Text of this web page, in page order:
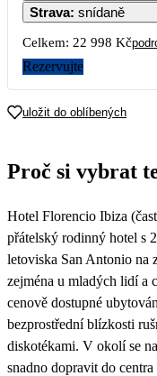
5
19
Strava: snídaně
Celkem: 22 998 Kč
Rezervujte
uložit do oblíbených
Proč si vybrat
Hotel Florencio Ibiza
přátelský rodinný hotel s
letoviska San Antonio na
zejména u mladých lidí a
cenově dostupné
bezprostřední blízkosti
diskotékami. V okolí se
snadno dopravit do